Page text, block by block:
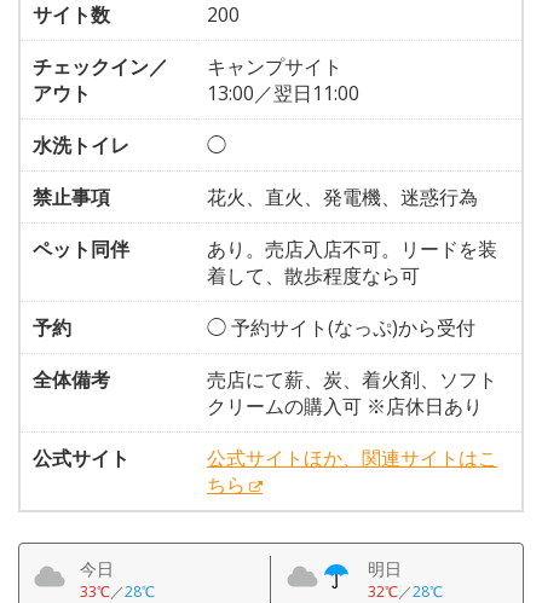
サイト数
200
チェックイン／
アウト
キャンプサイト
13:00／翌日11:00
水洗トイレ
◯
禁止事項
花火、直火、発電機、迷惑行為
ペット同伴
あり。売店入店不可。リードを装
着して、散歩程度なら可
予約
◯ 予約サイト(なっぷ)から受付
全体備考
売店にて薪、炭、着火剤、ソフト
クリームの購入可 ※店休日あり
公式サイト
公式サイトほか、関連サイトはこ
ちら
今日
33℃／28℃
明日
32℃／28℃